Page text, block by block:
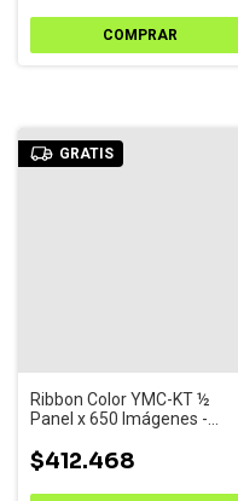
GRATIS
Ribbon Color YMC-KT ½
Panel x 650 Imágenes -
$412.468